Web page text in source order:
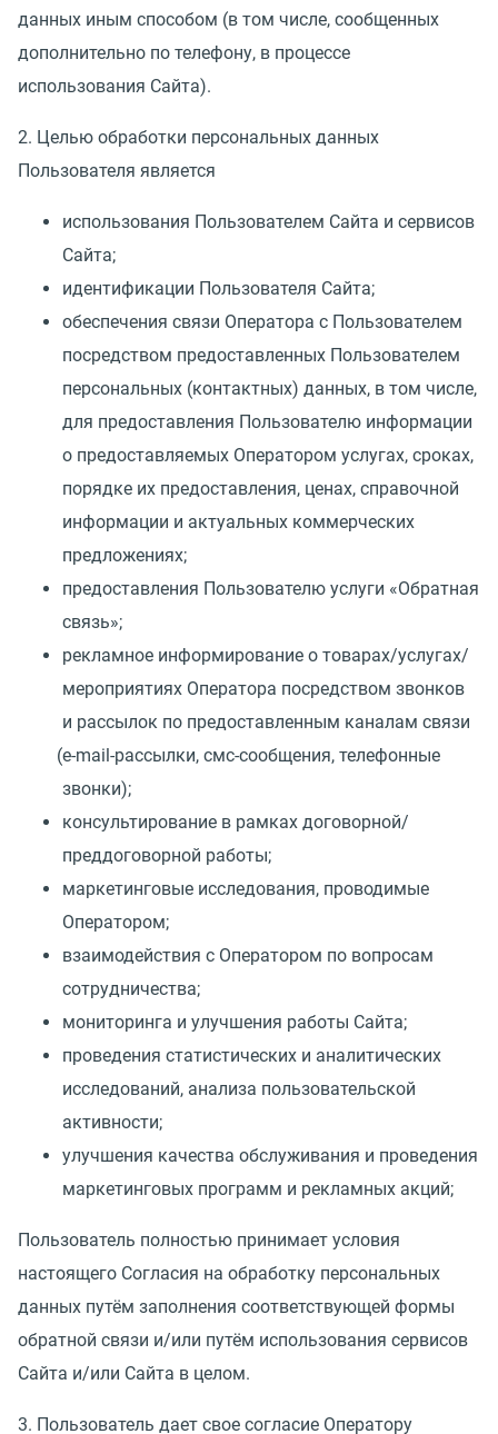
данных иным способом (в том числе, сообщенных
дополнительно по телефону, в процессе
использования Сайта).
2. Целью обработки персональных данных
Пользователя является
использования Пользователем Сайта и сервисов
Сайта;
идентификации Пользователя Сайта;
обеспечения связи Оператора с Пользователем
посредством предоставленных Пользователем
персональных (контактных) данных, в том числе,
для предоставления Пользователю информации
о предоставляемых Оператором услугах, сроках,
порядке их предоставления, ценах, справочной
информации и актуальных коммерческих
предложениях;
предоставления Пользователю услуги «Обратная
связь»;
рекламное информирование о товарах/услугах/
мероприятиях Оператора посредством звонков
и рассылок по предоставленным каналам связи
(e-mail-рассылки, смс-сообщения, телефонные
звонки);
консультирование в рамках договорной/
преддоговорной работы;
маркетинговые исследования, проводимые
Оператором;
взаимодействия с Оператором по вопросам
сотрудничества;
мониторинга и улучшения работы Сайта;
проведения статистических и аналитических
исследований, анализа пользовательской
активности;
улучшения качества обслуживания и проведения
маркетинговых программ и рекламных акций;
Пользователь полностью принимает условия
настоящего Согласия на обработку персональных
данных путём заполнения соответствующей формы
обратной связи и/или путём использования сервисов
Сайта и/или Сайта в целом.
3. Пользователь дает свое согласие Оператору